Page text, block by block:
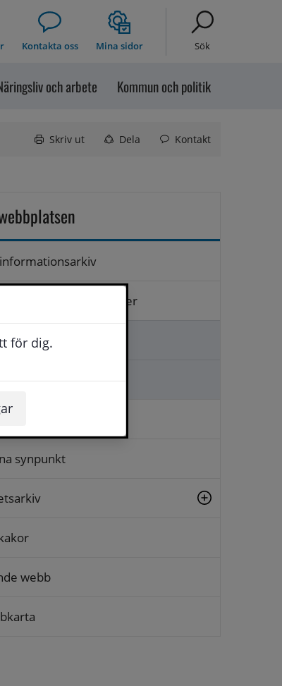
för dig.
Kontakta oss Mina sidor Sök
och arbete Kommun och politik
Skriv ut Dela Kontakt
av personuppgifter
oss
en fråga
in
synpunkt
webb